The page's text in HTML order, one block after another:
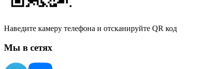
Наведите камеру телефона и отсканируйте QR код
Мы в сетях